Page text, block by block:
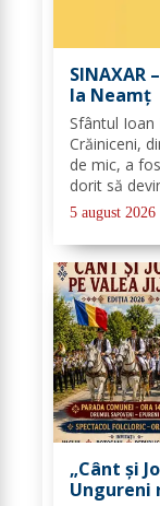
SINAXAR
la Neamţ
Sfântul Ioan
Crăiniceni,
de mic, a
dorit să
ani, și-a
aprilie 1936,
5 august 2026
„Cânt și
Ungureni